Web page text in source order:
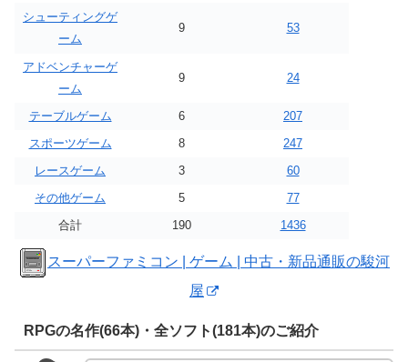
シューティングゲ
ーム
9 53
アドベンチャーゲ
ーム
9 24
テーブルゲーム 6
207
スポーツゲーム
8
247
レースゲーム
3
60
その他ゲーム
5
77
合計
190 1436
スーパーファミコン | ゲーム | 中古・新品通販の駿河
屋
RPGの名作(66本)・全ソフト(181本)のご紹介